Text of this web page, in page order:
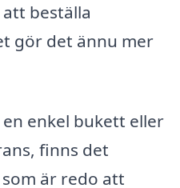
beställa
gör det ännu mer
enkel bukett eller
finns det
är redo att